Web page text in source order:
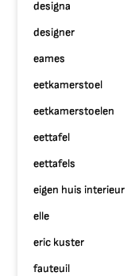
designa
designer
eames
eetkamerstoel
eetkamerstoelen
eettafel
eettafels
eigen huis interieur
elle
eric kuster
fauteuil